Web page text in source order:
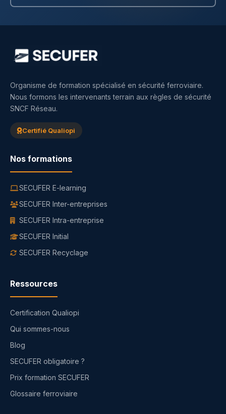
Organisme de formation spécialisé en sécurité ferroviaire.
Nous formons les intervenants terrain aux règles de sécurité
SNCF Réseau.
Certifié Qualiopi
Nos formations
SECUFER E-learning
SECUFER Inter-entreprises
SECUFER Intra-entreprise
SECUFER Initial
SECUFER Recyclage
Ressources
Certification Qualiopi
Qui sommes-nous
Blog
SECUFER obligatoire ?
Prix formation SECUFER
Glossaire ferroviaire